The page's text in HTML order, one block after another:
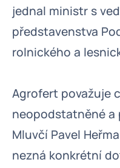
jednal ministr s
představenstva
rolnického a
Agrofert považuje
neopodstatněné a
Mluvčí Pavel
nezná konkrétní